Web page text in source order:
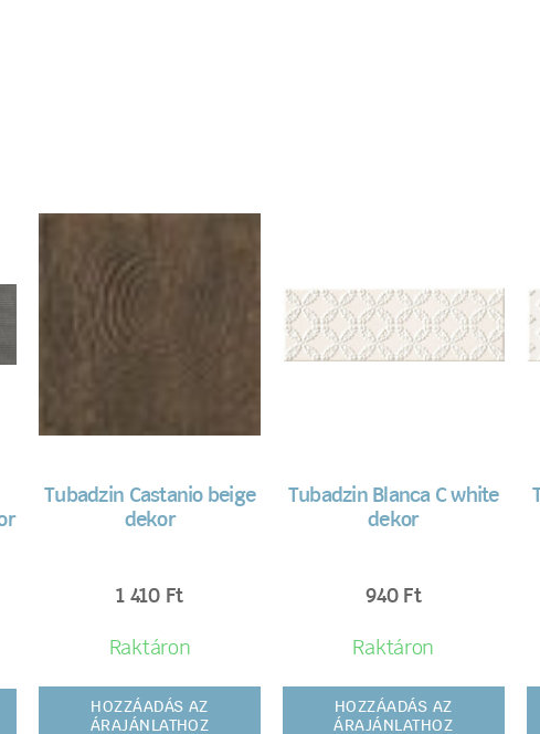
Tubadzin Castanio beige
dekor
1 410 Ft
Raktáron
HOZZÁADÁS AZ
ÁRAJÁNLATHOZ
Tubadzin Blanca C white
dekor
940 Ft
Raktáron
HOZZÁADÁS AZ
ÁRAJÁNLATHOZ